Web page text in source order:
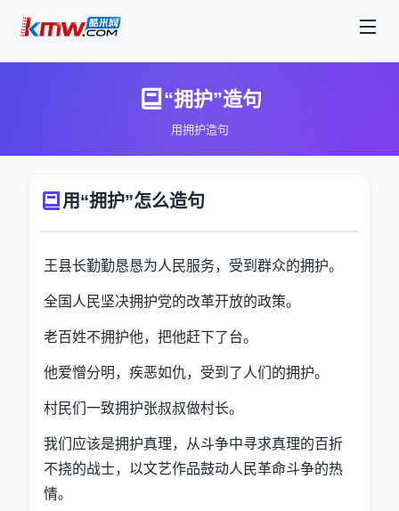
“拥护”造句
用拥护造句
用“拥护”怎么造句
王县长勤勤恳恳为人民服务，受到群众的拥护。
全国人民坚决拥护党的改革开放的政策。
老百姓不拥护他，把他赶下了台。
他爱憎分明，疾恶如仇，受到了人们的拥护。
村民们一致拥护张叔叔做村长。
我们应该是拥护真理，从斗争中寻求真理的百折
不挠的战士，以文艺作品鼓动人民革命斗争的热
情。